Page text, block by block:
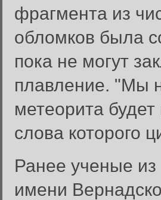
фрагмента из
обломков была
пока не могут
плавление. "Мы
метеорита
слова которого
Ранее ученые из
имени